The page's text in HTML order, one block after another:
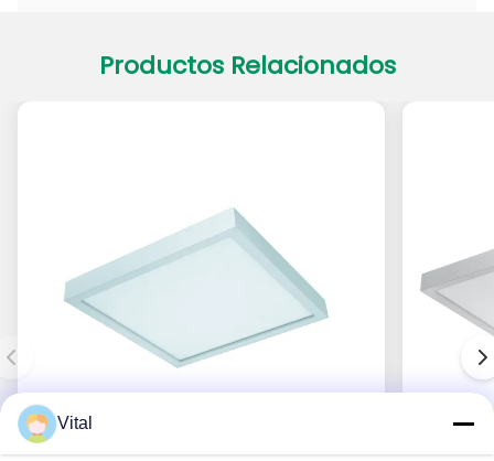
Productos Relacionados
Vital